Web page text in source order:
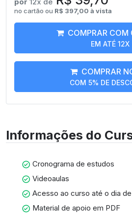
Informações do
Cronograma de estudos
Videoaulas
Acesso ao curso até o dia
Material de apoio em PDF
no cartão ou R$ 397,00 à vista
COMPRAR COM
EM ATÉ 12X
COMPRAR
COM 5% DE